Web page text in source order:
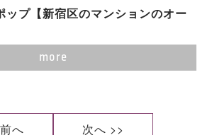
ップ【新宿区のマンションのオー
more
へ 次へ >>